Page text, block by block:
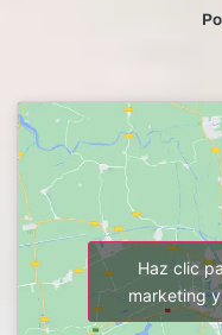
Haz clic
marketing